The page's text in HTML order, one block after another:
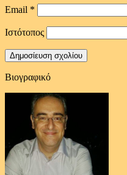
Email *
Ιστότοπος
Βιογραφικό